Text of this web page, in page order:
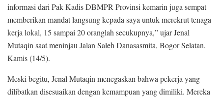
informasi dari Pak Kadis DBMPR Provinsi kemarin juga sempat
memberikan mandat langsung kepada saya untuk merekrut tenaga
kerja lokal, 15 sampai 20 oranglah secukupnya,” ujar Jenal
Mutaqin saat meninjau Jalan Saleh Danasasmita, Bogor Selatan,
Kamis (14/5).
Meski begitu, Jenal Mutaqin menegaskan bahwa pekerja yang
dilibatkan disesuaikan dengan kemampuan yang dimiliki. Mereka